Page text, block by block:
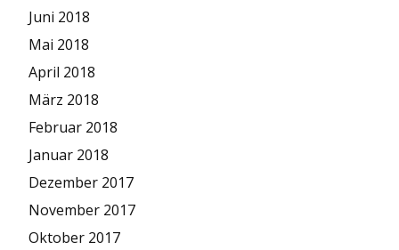
Juni 2018
Mai 2018
April 2018
März 2018
Februar 2018
Januar 2018
Dezember 2017
November 2017
Oktober 2017